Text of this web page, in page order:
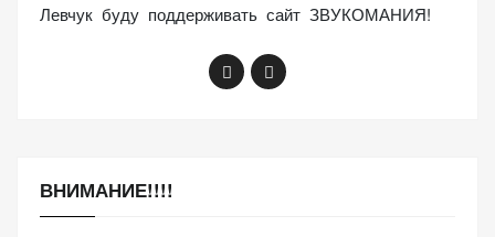
Левчук буду поддерживать сайт ЗВУКОМАНИЯ!
ВНИМАНИЕ!!!!